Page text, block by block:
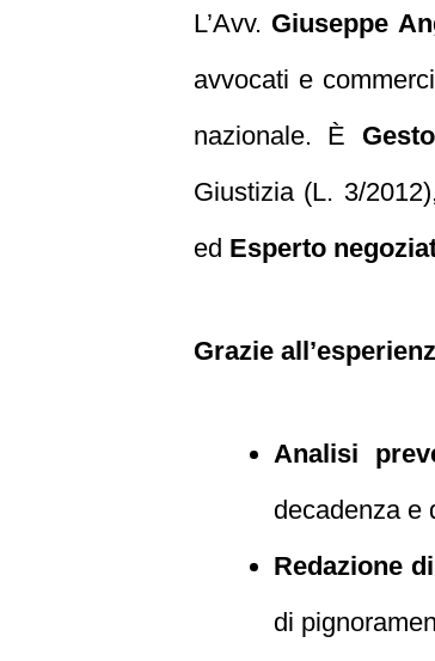
L’Avv. Giuseppe
avvocati e
nazionale. È
Giustizia (L. 3/
ed Esperto
Grazie
Analisi
decadenza e
Redazione
di